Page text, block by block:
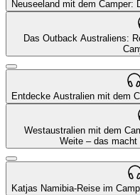
Neuseeland mit dem Camper:
Das Outback Australiens:
Entdecke Australien mit dem
Westaustralien mit dem
Weite – das macht
Katjas Namibia-Reise im